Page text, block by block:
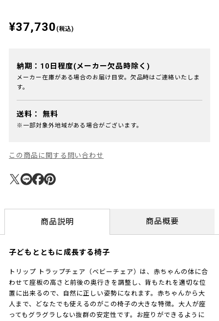
¥37,730 (税込)
納期：10日程度(メーカー欠品時除く)
メーカー在庫がある場合のお届け目安。欠品時はご連絡いたしま
す。
送料： 無料
※一部対象外地域がある場合がございます。
この商品に関する問い合わせ
商品説明 商品概要
子どもとともに成長する椅子
トリップ トラップチェア（ベビーチェア）は、赤ちゃんの体に合
わせて座板の高さと前後の奥行きを調整し、背もたれを適切な位
置に出来るので、自然に正しい姿勢になれます。赤ちゃんから大
人まで、どなたでも使えるのがこの椅子の大きな特徴。大人が座
ってもグラグラしない抜群の安定性です。お座りができるように